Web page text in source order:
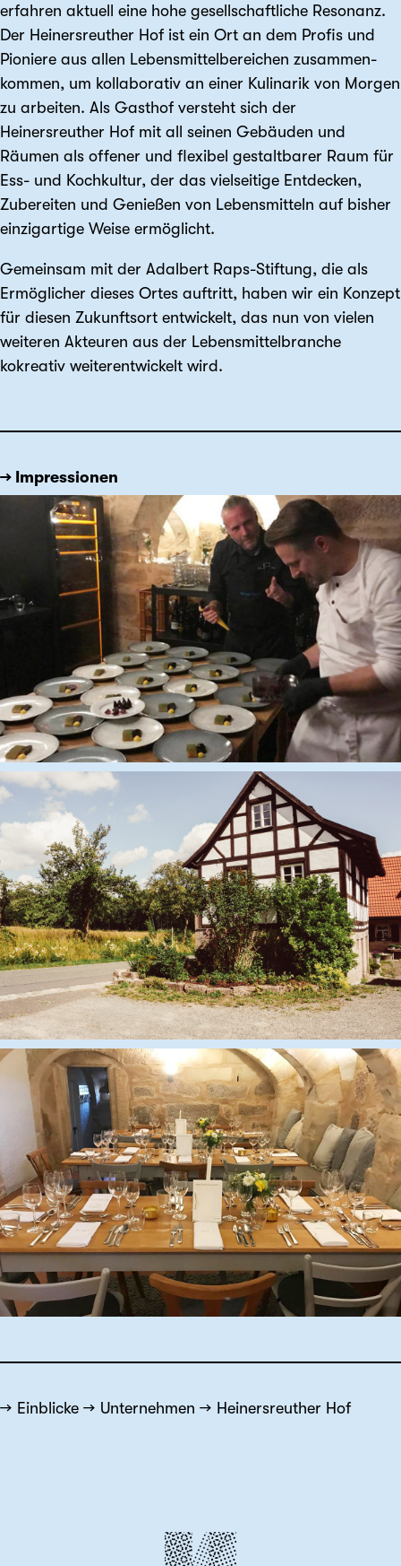
erfahren aktuell eine hohe gesell­schaftliche Resonanz.
Der Heinersreuther Hof ist ein Ort an dem Profis und
Pioniere aus allen Lebensmittel­bereichen zusammen­
kommen, um kollaborativ an einer Kulinarik von Morgen
zu arbeiten. Als Gasthof versteht sich der
Heinersreuther Hof mit all seinen Gebäuden und
Räumen als offener und flexibel gestaltbarer Raum für
Ess- und Kochkultur, der das vielseitige Entdecken,
Zubereiten und Genießen von Lebensmitteln auf bisher
einzigartige Weise ermöglicht.
Gemeinsam mit der Adalbert Raps-Stiftung, die als
Ermöglicher dieses Ortes auftritt, haben wir ein Konzept
für diesen Zukunftsort entwickelt, das nun von vielen
weiteren Akteuren aus der Lebensmittelbranche
kokreativ weiterentwickelt wird.
→ Impressionen
Einblicke Unternehmen Heinersreuther Hof